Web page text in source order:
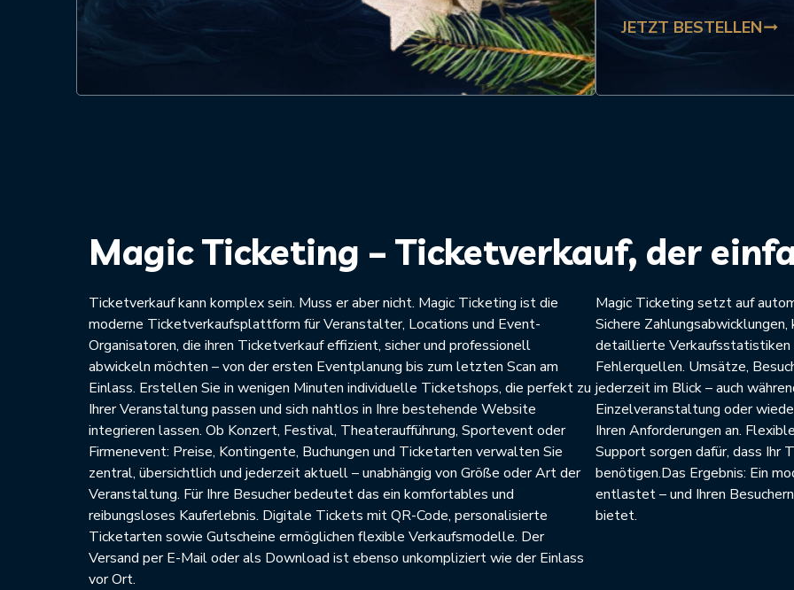
JETZT BESTELLENtrending_flat
Magic Ticketing – Ticketverkauf, der
Ticketverkauf kann komplex sein. Muss er aber nicht. Magic Ticketing ist die
moderne Ticketverkaufsplattform für Veranstalter, Locations und Event-
Organisatoren, die ihren Ticketverkauf effizient, sicher und professionell
abwickeln möchten – von der ersten Eventplanung bis zum letzten Scan am
Einlass. Erstellen Sie in wenigen Minuten individuelle Ticketshops, die perfekt zu
Ihrer Veranstaltung passen und sich nahtlos in Ihre bestehende Website
integrieren lassen. Ob Konzert, Festival, Theateraufführung, Sportevent oder
Firmenevent: Preise, Kontingente, Buchungen und Ticketarten verwalten Sie
zentral, übersichtlich und jederzeit aktuell – unabhängig von Größe oder Art der
Veranstaltung. Für Ihre Besucher bedeutet das ein komfortables und
reibungsloses Kauferlebnis. Digitale Tickets mit QR-Code, personalisierte
Ticketarten sowie Gutscheine ermöglichen flexible Verkaufsmodelle. Der
Versand per E-Mail oder als Download ist ebenso unkompliziert wie der Einlass
vor Ort.
Magic Ticketing setzt auf
Sichere
detaillierte Verkaufsstatistiken
Fehlerquellen. Umsätze,
jederzeit im Blick – auch
Einzelveranstaltung oder
Ihren Anforderungen an.
Support sorgen dafür, dass Ihr
benötigen.Das Ergebnis: Ein
entlastet – und Ihren
bietet.